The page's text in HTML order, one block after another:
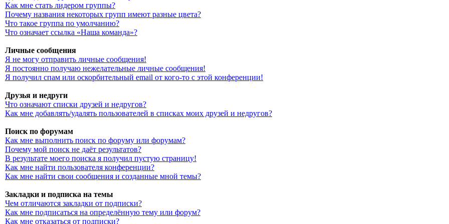
Как мне стать лидером группы?
Почему названия некоторых групп имеют разные цвета?
Что такое группа по умолчанию?
Что означает ссылка «Наша команда»?
Личные сообщения
Я не могу отправить личные сообщения!
Я постоянно получаю нежелательные личные сообщения!
Я получил спам или оскорбительный email от кого-то с этой конференции!
Друзья и недруги
Что означают списки друзей и недругов?
Как мне добавлять/удалять пользователей в списках моих друзей и недругов?
Поиск по форумам
Как мне выполнить поиск по форуму или форумам?
Почему мой поиск не даёт результатов?
В результате моего поиска я получил пустую страницу!
Как мне найти пользователя конференции?
Как мне найти свои сообщения и созданные мной темы?
Закладки и подписка на темы
Чем отличаются закладки от подписки?
Как мне подписаться на определённую тему или форум?
Как мне отказаться от подписки?